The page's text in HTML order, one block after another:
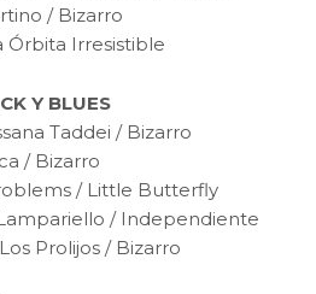
/ Bizarro
Órbita Irresistible
Y BLUES
Taddei / Bizarro
/ Bizarro
/ Little Butterfly
/ Independiente
Prolijos / Bizarro